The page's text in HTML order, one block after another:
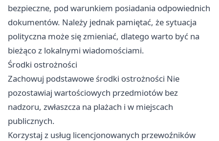
bezpieczne, pod warunkiem posiadania odpowiednich
dokumentów. Należy jednak pamiętać, że sytuacja
polityczna może się zmieniać, dlatego warto być na
bieżąco z lokalnymi wiadomościami.
Środki ostrożności
Zachowuj podstawowe środki ostrożności Nie
pozostawiaj wartościowych przedmiotów bez
nadzoru, zwłaszcza na plażach i w miejscach
publicznych.
Korzystaj z usług licencjonowanych przewoźników